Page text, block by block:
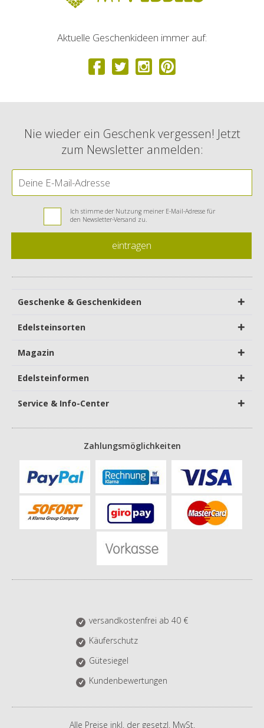
Aktuelle Geschenkideen immer auf:
Nie wieder ein Geschenk vergessen! Jetzt
zum Newsletter anmelden:
Ich stimme der Nutzung meiner E-Mail-Adresse für
den Newsletter-Versand zu.
eintragen
Geschenke & Geschenkideen
Edelsteinsorten
Magazin
Edelsteinformen
Service & Info-Center
Zahlungsmöglichkeiten
versandkostenfrei ab 40 €
Käuferschutz
Gütesiegel
Kundenbewertungen
Alle Preise inkl. der gesetzl. MwSt.